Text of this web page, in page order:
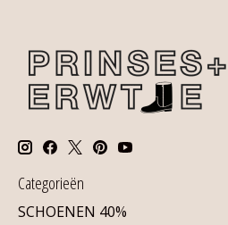
Categorieën
SCHOENEN 40%